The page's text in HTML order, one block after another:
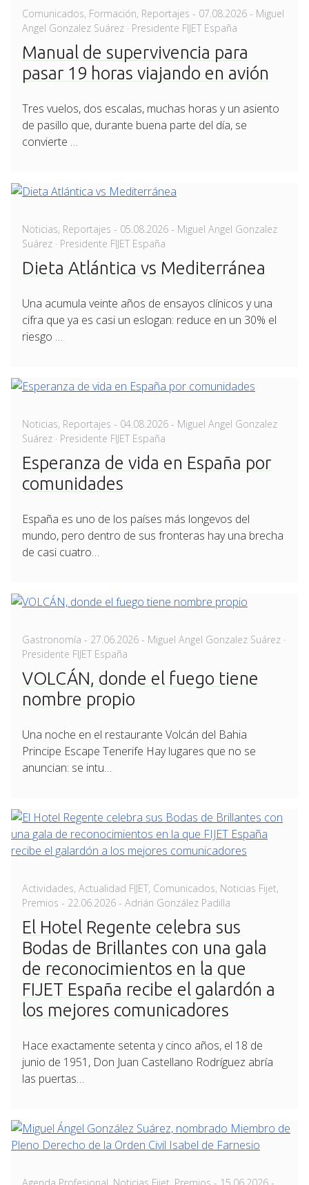
Comunicados, Formación, Reportajes - Posted
on
07.08.2026 - Miguel
Angel Gonzalez Suárez · Presidente FIJET España
Manual de supervivencia para
pasar 19 horas viajando en avión
Tres vuelos, dos escalas, muchas horas y un asiento
de pasillo que, durante buena parte del día, se
convierte …
Noticias, Reportajes - Posted
on
05.08.2026 - Miguel Angel Gonzalez
Suárez · Presidente FIJET España
Dieta Atlántica vs Mediterránea
Una acumula veinte años de ensayos clínicos y una
cifra que ya es casi un eslogan: reduce en un 30% el
riesgo …
Noticias, Reportajes - Posted
on
04.08.2026 - Miguel Angel Gonzalez
Suárez · Presidente FIJET España
Esperanza de vida en España por
comunidades
España es uno de los países más longevos del
mundo, pero dentro de sus fronteras hay una brecha
de casi cuatro…
Gastronomía - Posted
on
27.06.2026 - Miguel Angel Gonzalez Suárez ·
Presidente FIJET España
VOLCÁN, donde el fuego tiene
nombre propio
Una noche en el restaurante Volcán del Bahia
Principe Escape Tenerife Hay lugares que no se
anuncian: se intu…
Actividades, Actualidad FIJET, Comunicados, Noticias Fijet,
Premios - Posted
22.06.2026 - Adrián González Padilla
El Hotel Regente celebra sus
Bodas de Brillantes con una gala
de reconocimientos en la que
FIJET España recibe el galardón a
los mejores comunicadores
Hace exactamente setenta y cinco años, el 18 de
junio de 1951, Don Juan Castellano Rodríguez abría
las puertas…
Posted